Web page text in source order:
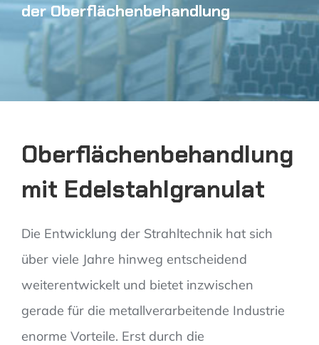
der Oberflächenbehandlung
Oberflächenbehandlung
mit Edelstahlgranulat
Die Entwicklung der Strahltechnik hat sich
über viele Jahre hinweg entscheidend
weiterentwickelt und bietet inzwischen
gerade für die metallverarbeitende Industrie
enorme Vorteile. Erst durch die